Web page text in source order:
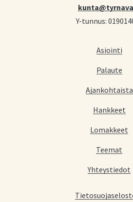
Y-tunnus:
Asiointi
Palaute
Ajankohtaista
Hankkeet
Lomakkeet
Teemat
Yhteystiedot